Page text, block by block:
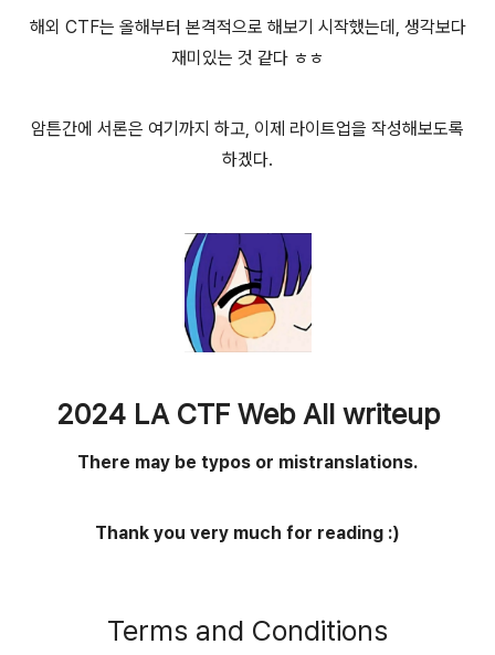
해외 CTF는 올해부터 본격적으로 해보기 시작했는데, 생각보다
재미있는 것 같다 ㅎㅎ
암튼간에 서론은 여기까지 하고, 이제 라이트업을 작성해보도록
하겠다.
2024 LA CTF Web All writeup
There may be typos or mistranslations.
Thank you very much for reading :)
Terms and Conditions